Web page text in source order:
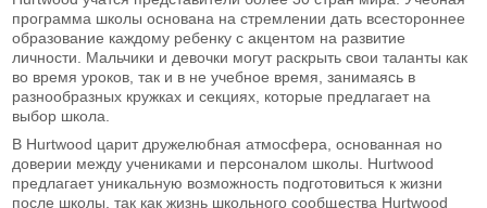
программа школы основана на стремлении дать всестороннее
образование каждому ребенку с акцентом на развитие
личности. Мальчики и девочки могут раскрыть свои таланты как
во время уроков, так и в не учебное время, занимаясь в
разнообразных кружках и секциях, которые предлагает на
выбор школа.
В Hurtwood царит дружелюбная атмосфера, основанная но
доверии между учениками и персоналом школы. Hurtwood
предлагает уникальную возможность подготовиться к жизни
после школы, так как жизнь школьного сообщества Hurtwood